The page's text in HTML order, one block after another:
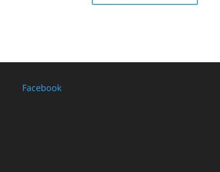
Facebook